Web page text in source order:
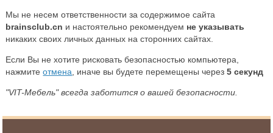
Мы не несем ответственности за содержимое сайта
brainsclub.cn и настоятельно рекомендуем не указывать
никаких своих личных данных на сторонних сайтах.
Если Вы не хотите рисковать безопасностью компьютера,
нажмитеотмена , иначе вы будете перемещены через5 секунд
"VIT-Мебель" всегда заботится о вашей безопасности.